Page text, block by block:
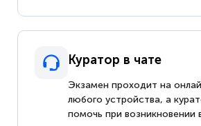
Куратор в чате
Экзамен проходит на
любого устройства, а
помочь при возникновении